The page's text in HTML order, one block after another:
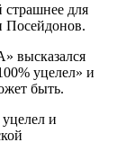
для
Посейдонов.
высказался
уцелел» и
быть.
и